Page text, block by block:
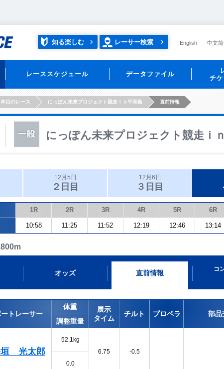
知る楽しむ レーサー検索 English 中文
レーススケジュール データファイル
チ
本日のレース にっぽん未来プロジェクト競走ｉｎ平和島 直前情報
にっぽん未来プロジェクト競走ｉ
12月5日
２日目
12月6日
３日目
1R 2R 3R 4R 5R 6R
10:58 11:25 11:52 12:19 12:46 13:14
オッズ 直前情報
コ
トレーサー
体重
展示
タイム
チルト プロペラ 部品
調整重量
光太郎
52.1kg
6.75
-0.5
0.0